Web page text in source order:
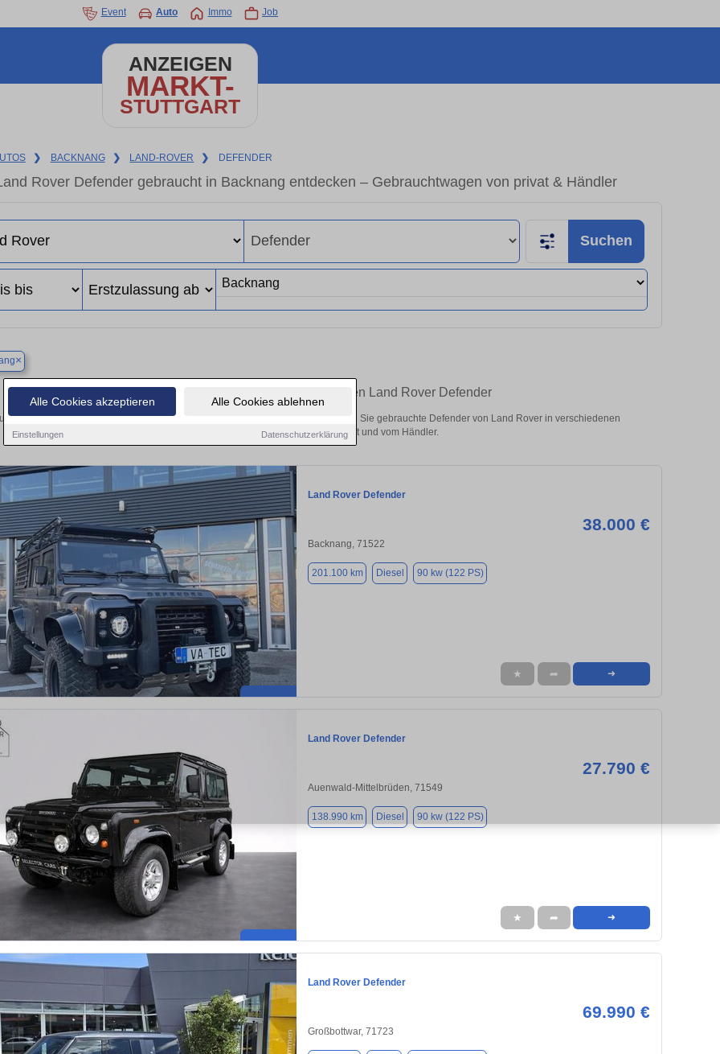
Alle Cookies akzeptieren Alle Cookies ablehnen
Einstellungen Datenschutzerklärung
Event Auto Immo Job
ANZEIGEN
MARKT-
STUTTGART
❯ BACKNANG ❯ LAND-ROVER ❯ DEFENDER
Rover Defender gebraucht in Backnang entdecken – Gebrauchtwagen von privat & Händler
Suchen
×
Finden Sie in Backnang Ihren gebrauchten Land Rover Defender
Sie in Backnang einen Land Rover Defender Gebrauchtwagen? Entdecken Sie gebrauchte Defender von Land Rover in verschiedenen
Ausführungen und Preisklassen von privat und vom Händler.
Land Rover Defender
38.000 €
Backnang, 71522
201.100 km Diesel 90 kw (122 PS)
★ ➦ ➜
Land Rover Defender
27.790 €
Auenwald-Mittelbrüden, 71549
138.990 km Diesel 90 kw (122 PS)
★ ➦ ➜
Land Rover Defender
69.990 €
Großbottwar, 71723